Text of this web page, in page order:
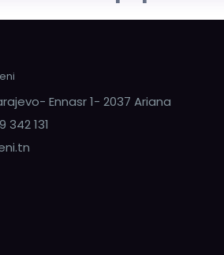
Ennasr 1- 2037 Ariana
342 131